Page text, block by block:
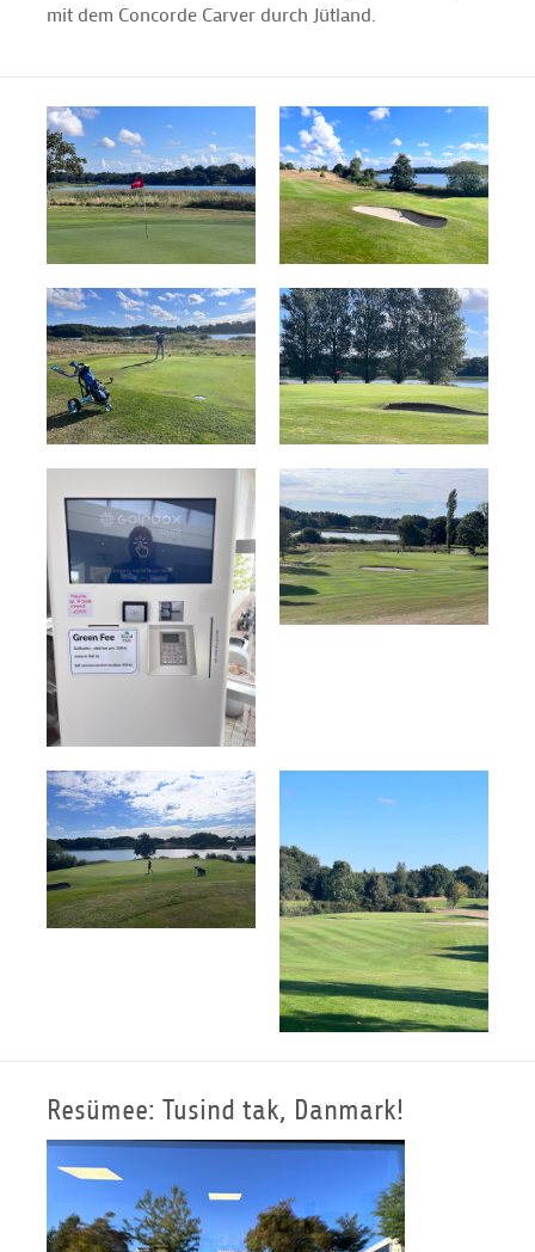
mit dem Concorde Carver durch Jütland.
Resümee: Tusind tak, Danmark!